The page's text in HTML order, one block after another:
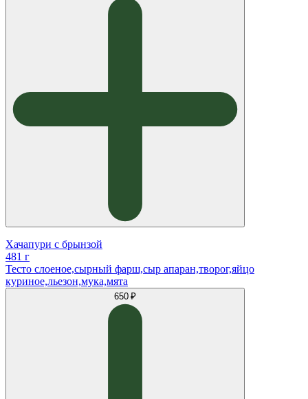
Хачапури с брынзой
481 г
Тесто слоеное,сырный фарш,сыр апаран,творог,яйцо
куриное,льезон,мука,мята
650 ₽